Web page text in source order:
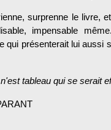
surprenne le livre,
impensable
qui présenterait lui aussi
tableau qui se serait